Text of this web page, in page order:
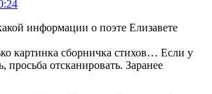
информации о поэте Елизавете
картинка сборничка стихов… Если у
просьба отсканировать. Заранее